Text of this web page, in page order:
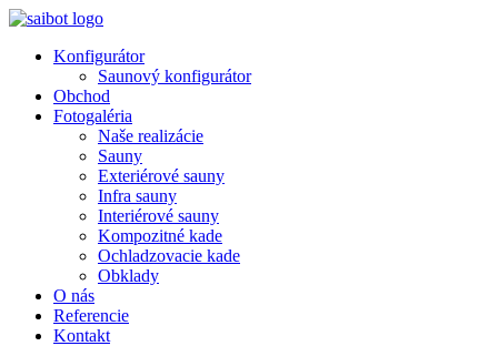
Preskočiť
obsah
Konfigurátor
Saunový konfigurátor
Obchod
Fotogaléria
Naše realizácie
Sauny
Exteriérové sauny
Infra sauny
Interiérové sauny
Kompozitné kade
Ochladzovacie kade
Obklady
O nás
Referencie
Kontakt